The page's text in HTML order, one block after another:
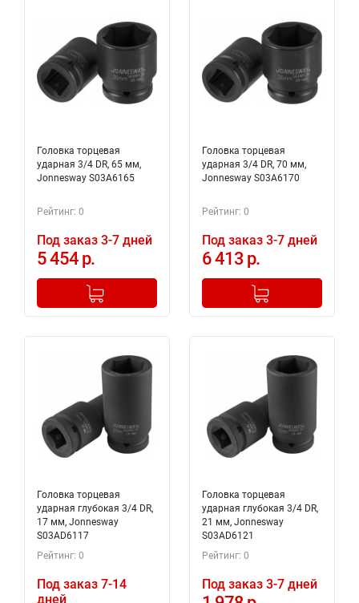
Головка торцевая
ударная 3/4 DR, 65 мм,
Jonnesway S03A6165
Рейтинг: 0
Под заказ 3-7 дней
5 454 р.
+
Добавлено в корзину
Головка торцевая
ударная 3/4 DR, 70 мм,
Jonnesway S03A6170
Рейтинг: 0
Под заказ 3-7 дней
6 413 р.
+
Добавлено в корзину
Головка торцевая
ударная глубокая 3/4 DR,
17 мм, Jonnesway
S03AD6117
Рейтинг: 0
Под заказ 7-14
дней
Головка торцевая
ударная глубокая 3/4 DR,
21 мм, Jonnesway
S03AD6121
Рейтинг: 0
Под заказ 3-7 дней